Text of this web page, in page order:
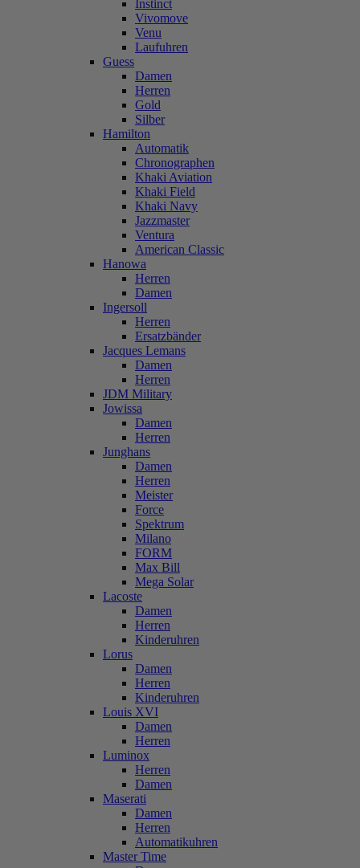
Instinct
Vivomove
Venu
Laufuhren
Guess
Damen
Herren
Gold
Silber
Hamilton
Automatik
Chronographen
Khaki Aviation
Khaki Field
Khaki Navy
Jazzmaster
Ventura
American Classic
Hanowa
Herren
Damen
Ingersoll
Herren
Ersatzbänder
Jacques Lemans
Damen
Herren
JDM Military
Jowissa
Damen
Herren
Junghans
Damen
Herren
Meister
Force
Spektrum
Milano
FORM
Max Bill
Mega Solar
Lacoste
Damen
Herren
Kinderuhren
Lorus
Damen
Herren
Kinderuhren
Louis XVI
Damen
Herren
Luminox
Herren
Damen
Maserati
Damen
Herren
Automatikuhren
Master Time